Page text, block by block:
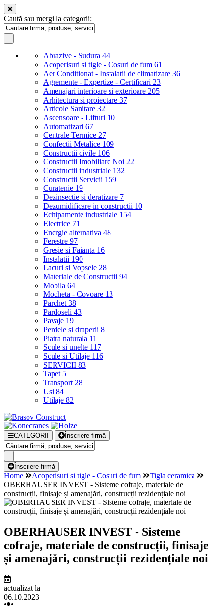
Caută sau mergi la categorii:
Abrazive - Sudura 44
Acoperisuri si tigle - Cosuri de fum 61
Aer Conditionat - Instalatii de climatizare 36
Agremente - Expertize - Certificari 23
Amenajari interioare si exterioare 205
Arhitectura si proiectare 37
Articole Sanitare 32
Ascensoare - Lifturi 10
Automatizari 67
Centrale Termice 27
Confectii Metalice 109
Constructii civile 106
Constructii Imobiliare Noi 22
Constructii industriale 132
Constructii Servicii 159
Curatenie 19
Dezinsectie si deratizare 7
Dezumidificare in constructii 10
Echipamente industriale 154
Electrice 71
Energie alternativa 48
Ferestre 97
Gresie si Faianta 16
Instalatii 190
Lacuri si Vopsele 28
Materiale de Constructii 94
Mobila 64
Mocheta - Covoare 13
Parchet 38
Pardoseli 43
Pavaje 19
Perdele si draperii 8
Piatra naturala 11
Scule si unelte 117
Scule si Utilaje 116
SERVICII 83
Tapet 5
Transport 28
Usi 84
Utilaje 82
CATEGORII Înscriere firmă
Înscriere firmă
Home Acoperisuri si tigle - Cosuri de fum
Tigla ceramica
OBERHAUSER INVEST - Sisteme cofraje, materiale de
construcții, finisaje și amenajări, construcții rezidențiale noi
OBERHAUSER INVEST - Sisteme
cofraje, materiale de construcții, finisaje
și amenajări, construcții rezidențiale noi
actualizat la
06.10.2023